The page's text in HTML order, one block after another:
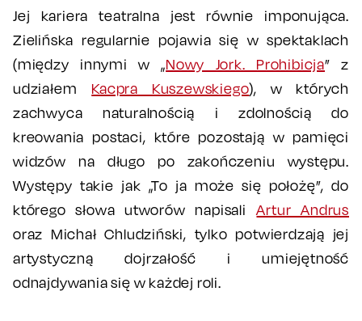
Jej kariera teatralna jest równie imponująca.
Zielińska regularnie pojawia się w spektaklach
(między innymi w „Nowy Jork. Prohibicja” z
udziałem Kacpra Kuszewskiego), w których
zachwyca naturalnością i zdolnością do
kreowania postaci, które pozostają w pamięci
widzów na długo po zakończeniu występu.
Występy takie jak „To ja może się położę”, do
którego słowa utworów napisaliArtur Andrus
oraz Michał Chludziński, tylko potwierdzają jej
artystyczną dojrzałość i umiejętność
odnajdywania się w każdej roli.